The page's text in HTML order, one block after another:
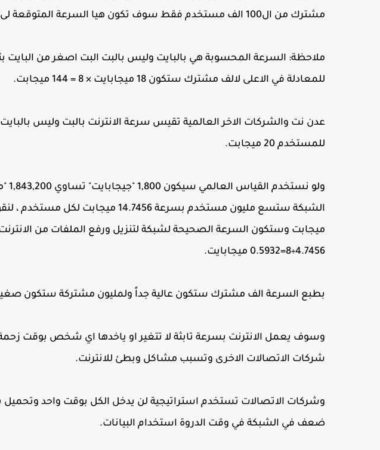
مشترك من ال100 الف مستخدم فقط سوف تكون هيا السرعة المتوقعة لى 100 الف مشترك مستقبلاً.
ملاحظة: السرعة المحسوبة هي بالبايت وليس بالبت البت اصغر من البايت
للمعادلة في الاعلى لالف مشترك ستكون 18 ميجابايت × 8 = 144 ميجابت.
عدن نت والشركات الاخر العالمية تقيس سرعة الانترنت بالبت وليس
للمستخدم 20 ميجابت.
4.7456÷8=0.5932 ميجابايت.
بطبع السرعة الف مشترك ستكون عالية جداً ولمليون مشتركة ستكون
وسوف يعمل الانترنت بسرعة تابثة لا تتغير او ياخدها اي شخص بوقت
شركات الاتصالات الاخرى وتسبب مشاكل وبطئ للانترنت.
وشركات الاتصالات تستخدم استراتيجية لن يدخل الكل بوقت واحد وتحميل
ضعف في الشبكة في وقت الدروة استخدام البيانات.